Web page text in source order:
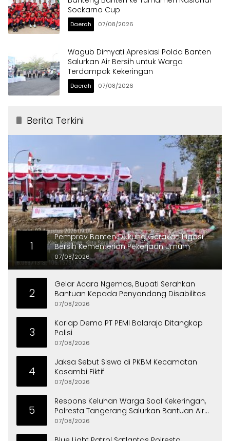
Soekarno Cup
Daerah 07/08/2026
Wagub Dimyati Apresiasi Polda Banten
Salurkan Air Bersih untuk Warga
Terdampak Kekeringan
Daerah 07/08/2026
Berita Terkini
1
Pemprov Banten Dukung Gerakan Irigasi
Bersih Kementerian Pekerjaan Umum
07/08/2026
2
Gelar Acara Ngemas, Bupati Serahkan
Bantuan Kepada Penyandang Disabilitas
07/08/2026
3
Korlap Demo PT PEMI Balaraja Ditangkap
Polisi
07/08/2026
4
Jaksa Sebut Siswa di PKBM Kecamatan
Kosambi Fiktif
07/08/2026
5
Respons Keluhan Warga Soal Kekeringan,
Polresta Tangerang Salurkan Bantuan Air
Bersih ke Panongan
07/08/2026